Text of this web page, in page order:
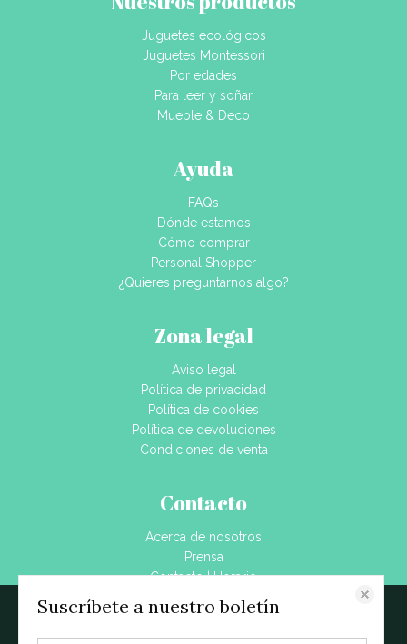
Juguetes ecológicos
Juguetes Montessori
Por edades
Para leer y soñar
Mueble & Deco
Ayuda
FAQs
Dónde estamos
Cómo comprar
Personal Shopper
¿Quieres preguntarnos algo?
Zona legal
Aviso legal
Política de privacidad
Política de cookies
Política de devoluciones
Condiciones de venta
Contacto
Acerca de nosotros
Prensa
Contacto | Horario
Blog
Este sitio web almacena datos como cookies para habilitar la funcionalidad
Suscríbete a nuestro boletín